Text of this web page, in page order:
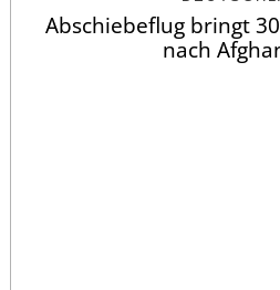
Abschiebeflug bringt
nach